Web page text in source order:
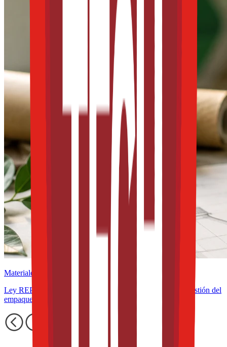
Materiales
Ley REP en América Latina: cómo cambia el diseño y la gestión del
empaque alimentario